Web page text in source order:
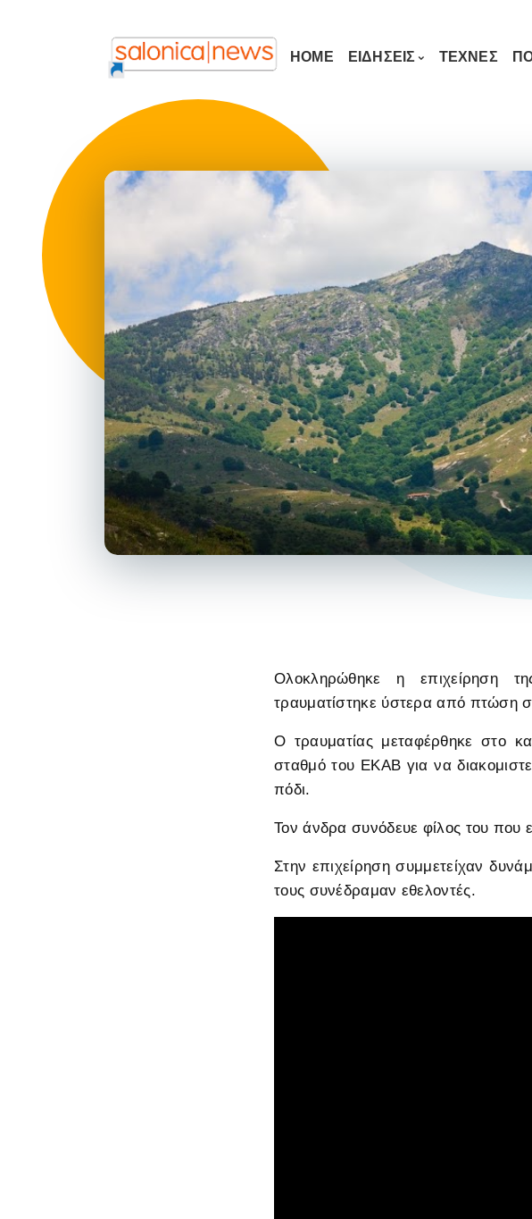
HOME ΕΙΔΗΣΕΙΣ ΤΕΧΝΕΣ
Ολοκληρώθηκε η επιχείρηση
τραυματίστηκε ύστερα από πτώση
Ο τραυματίας μεταφέρθηκε στο
σταθμό του ΕΚΑΒ για να
πόδι.
Τον άνδρα συνόδευε φίλος του που
Στην επιχείρηση συμμετείχαν
τους συνέδραμαν εθελοντές.